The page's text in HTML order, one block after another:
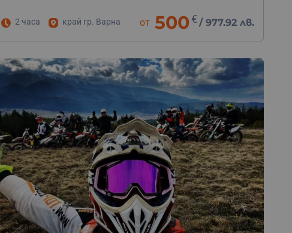
2 часа край гр. Варна от 500 € /977.92 лв.